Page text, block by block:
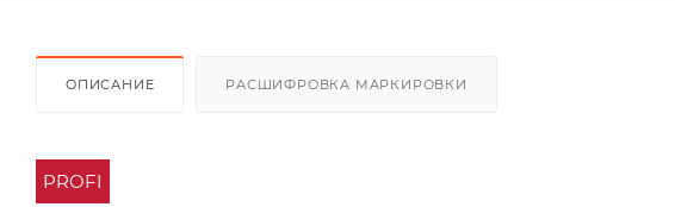
ОПИСАНИЕ РАСШИФРОВКА МАРКИРОВКИ
PROFI